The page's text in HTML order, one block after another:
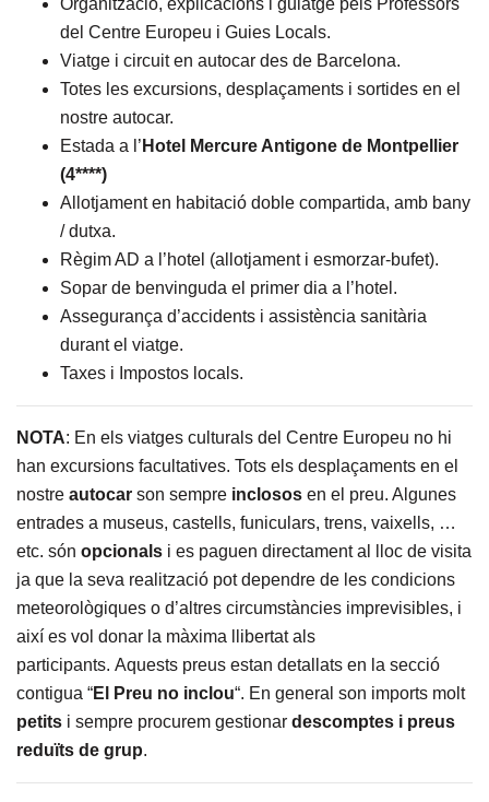
Organització, explicacions i guiatge pels Professors
del Centre Europeu i Guies Locals.
Viatge i circuit en autocar des de Barcelona.
Totes les excursions, desplaçaments i sortides en el
nostre autocar.
Estada a l’ Hotel Mercure Antigone de Montpellier
(4****)
Allotjament en habitació doble compartida, amb bany
/ dutxa.
Règim AD a l’hotel (allotjament i esmorzar-bufet).
Sopar de benvinguda el primer dia a l’hotel.
Assegurança d’accidents i assistència sanitària
durant el viatge.
Taxes i Impostos locals.
NOTA: En els viatges culturals del Centre Europeu no hi
han excursions facultatives. Tots els desplaçaments en el
nostre autocar son sempre inclosos en el preu. Algunes
entrades a museus, castells, funiculars, trens, vaixells, …
etc. són opcionals i es paguen directament al lloc de visita
ja que la seva realització pot dependre de les condicions
meteorològiques o d’altres circumstàncies imprevisibles, i
així es vol donar la màxima llibertat als
participants. Aquests preus estan detallats en la secció
contigua “El Preu no inclou“. En general son imports molt
petits i sempre procurem gestionar descomptes i preus
reduïts de grup.